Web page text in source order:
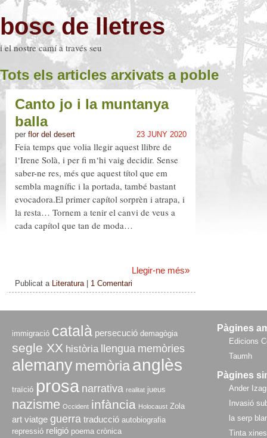
bosc de lletres
i el nostre camí a través seu
Tots els articles arxivats a poble
Canto jo i la muntanya
balla
per flor del desert 23 JUNY 2020
Feia temps que volia llegir aquest llibre de
l‘Irene Solà, i per fi m‘hi vaig decidir. Sense
saber-ne res, més que aquest títol que em
sembla magnífic i la portada, també bastant
evocadora.El primer capítol sorprèn i atrapa, i
la resta… Tornem a tenir el canvi de veus a
cada capítol que tan de moda…
Llegir-ne més»
Publicat a Literatura| 1 Comentari
immigració català persecució demagògia
segle XX història llengua memòries
alemanymemòriaanglès
traïció prosa narrativa realitat jueus
nazisme Occident infància Holocaust Zola
art viatge guerra traducció autobiografia
repressió religió poema crònica
Pàgines
Edicions
Taumh
Pàgines
Ander
Invasió
la serp
Tinta